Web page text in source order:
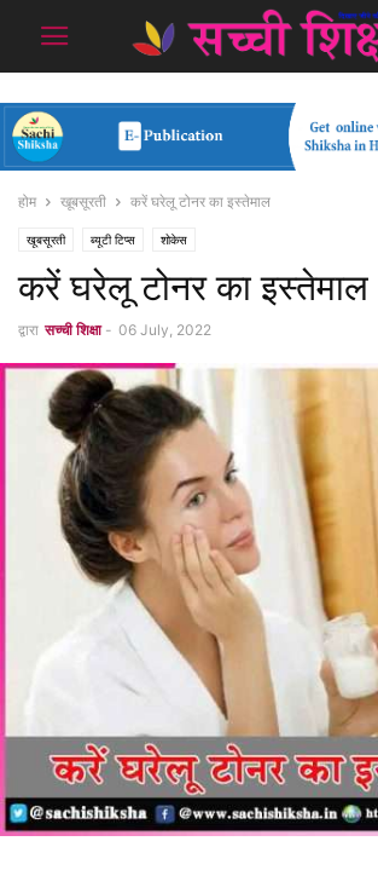
होम खूबसूरती करें घरेलू टोनर का इस्तेमाल
खूबसूरती ब्यूटी टिप्स शोकेस
करें घरेलू टोनर का इस्तेमाल
द्वारा सच्ची शिक्षा - 06 July, 2022